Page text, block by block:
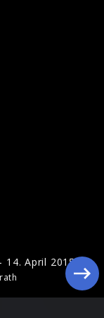
14. April 2015